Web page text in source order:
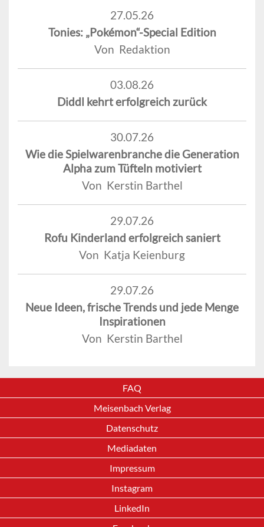
27.05.26
Tonies: „Pokémon“-Special Edition
Von Redaktion
03.08.26
Diddl kehrt erfolgreich zurück
30.07.26
Wie die Spielwarenbranche die Generation
Alpha zum Tüfteln motiviert
Von Kerstin Barthel
29.07.26
Rofu Kinderland erfolgreich saniert
Von Katja Keienburg
29.07.26
Neue Ideen, frische Trends und jede Menge
Inspirationen
Von Kerstin Barthel
FAQ
Meisenbach Verlag
Datenschutz
Mediadaten
Impressum
Instagram
LinkedIn